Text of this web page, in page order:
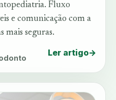
Fluxo
e comunicação com a
mais seguras.
Ler artigo→